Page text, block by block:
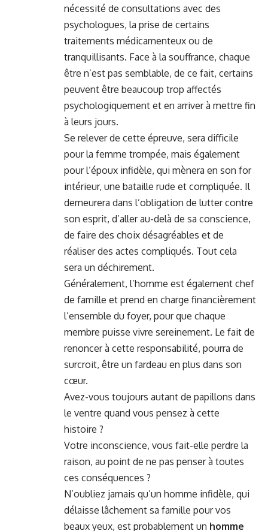
nécessité de consultations avec des
psychologues, la prise de certains
traitements médicamenteux ou de
tranquillisants. Face à la souffrance, chaque
être n’est pas semblable, de ce fait, certains
peuvent être beaucoup trop affectés
psychologiquement et en arriver à mettre fin
à leurs jours.
Se relever de cette épreuve, sera difficile
pour la femme trompée, mais également
pour l’époux infidèle, qui mènera en son for
intérieur, une bataille rude et compliquée. Il
demeurera dans l’obligation de lutter contre
son esprit, d’aller au-delà de sa conscience,
de faire des choix désagréables et de
réaliser des actes compliqués. Tout cela
sera un déchirement.
Généralement, l’homme est également chef
de famille et prend en charge financièrement
l’ensemble du foyer, pour que chaque
membre puisse vivre sereinement. Le fait de
renoncer à cette responsabilité, pourra de
surcroit, être un fardeau en plus dans son
cœur.
Avez-vous toujours autant de papillons dans
le ventre quand vous pensez à cette
histoire ?
Votre inconscience, vous fait-elle perdre la
raison, au point de ne pas penser à toutes
ces conséquences ?
N’oubliez jamais qu’un homme infidèle, qui
délaisse lâchement sa famille pour vos
beaux yeux, est probablement un homme